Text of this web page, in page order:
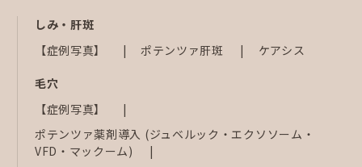
しみ・肝斑
【症例写真】
ポテンツァ肝斑 ケアシス
毛穴
【症例写真】
ポテンツァ薬剤導入 (ジュベルック・エクソソーム・
VFD・マックーム)